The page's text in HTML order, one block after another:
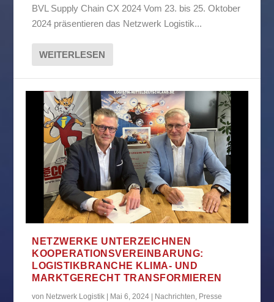
BVL Supply Chain CX 2024 Vom 23. bis 25. Oktober
2024 präsentieren das Netzwerk Logistik...
WEITERLESEN
NETZWERKE UNTERZEICHNEN
KOOPERATIONSVEREINBARUNG:
LOGISTIKBRANCHE KLIMA- UND
MARKTGERECHT TRANSFORMIEREN
von Netzwerk Logistik Mai 6, 2024 Nachrichten, Presse